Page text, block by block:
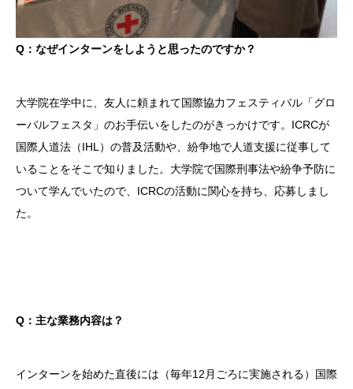
Q：なぜインターンをしようと思ったのですか？
大学院在学中に、友人に頼まれて国際協力フェスティバル「グロ
ーバルフェスタ」のお手伝いをしたのがきっかけです。ICRCが
国際人道法（IHL）の普及活動や、紛争地で人道支援に従事して
いることをそこで知りました。大学院で国際刑事法や紛争予防に
ついて学んでいたので、ICRCの活動に関心を持ち、応募しまし
た。
Q：主な業務内容は？
インターンを始めた直後には（毎年12月ごろに実施される）国際